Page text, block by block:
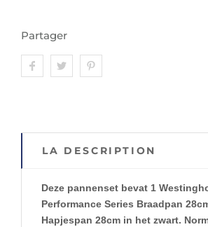
Partager
LA DESCRIPTION
Deze pannenset bevat 1
Performance Series Braadpan
Hapjespan 28cm in het zwart.